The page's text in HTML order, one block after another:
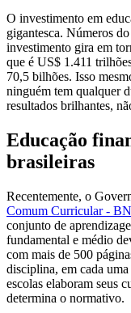
O investimento em
gigantesca. Números
investimento gira em
que é US$ 1.411
70,5 bilhões. Isso
ninguém tem qualquer
resultados brilhantes,
Educação
brasileiras
Recentemente, o
Comum Curricular -
conjunto de
fundamental e médio
com mais de 500
disciplina, em cada
escolas elaboram seus
determina o normativo.